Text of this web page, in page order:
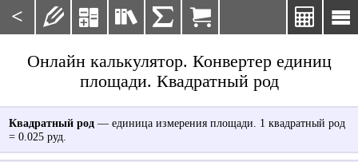
< 

    
Онлайн калькулятор. Конвертер единиц
площади. Квадратный род
Квадратный род — единица измерения площади. 1 квадратный род
= 0.025 руд.